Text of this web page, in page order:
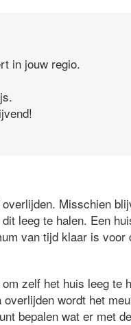
in jouw regio.
Misschien
leeg te halen. Een
van tijd klaar is voor
zelf het huis leeg te
wordt het
bepalen wat er met